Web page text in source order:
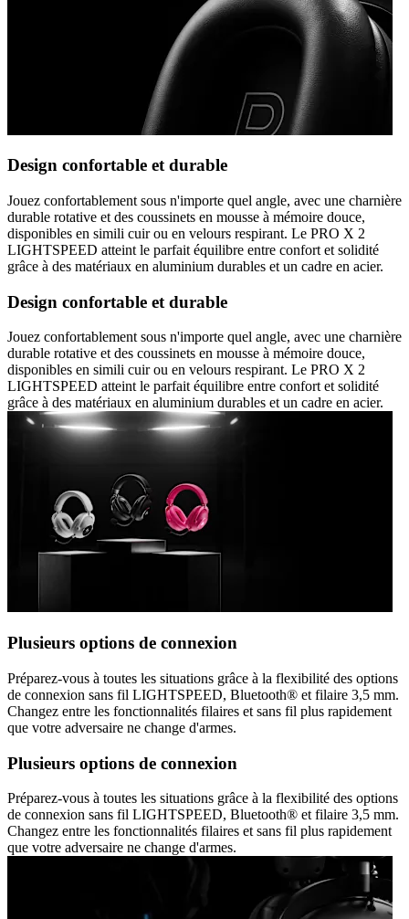
Design confortable et durable
Jouez confortablement sous n'importe quel angle, avec une charnière
durable rotative et des coussinets en mousse à mémoire douce,
disponibles en simili cuir ou en velours respirant. Le PRO X 2
LIGHTSPEED atteint le parfait équilibre entre confort et solidité
grâce à des matériaux en aluminium durables et un cadre en acier.
Design confortable et durable
Jouez confortablement sous n'importe quel angle, avec une charnière
durable rotative et des coussinets en mousse à mémoire douce,
disponibles en simili cuir ou en velours respirant. Le PRO X 2
LIGHTSPEED atteint le parfait équilibre entre confort et solidité
grâce à des matériaux en aluminium durables et un cadre en acier.
Plusieurs options de connexion
Préparez-vous à toutes les situations grâce à la flexibilité des options
de connexion sans fil LIGHTSPEED, Bluetooth® et filaire 3,5 mm.
Changez entre les fonctionnalités filaires et sans fil plus rapidement
que votre adversaire ne change d'armes.
Plusieurs options de connexion
Préparez-vous à toutes les situations grâce à la flexibilité des options
de connexion sans fil LIGHTSPEED, Bluetooth® et filaire 3,5 mm.
Changez entre les fonctionnalités filaires et sans fil plus rapidement
que votre adversaire ne change d'armes.